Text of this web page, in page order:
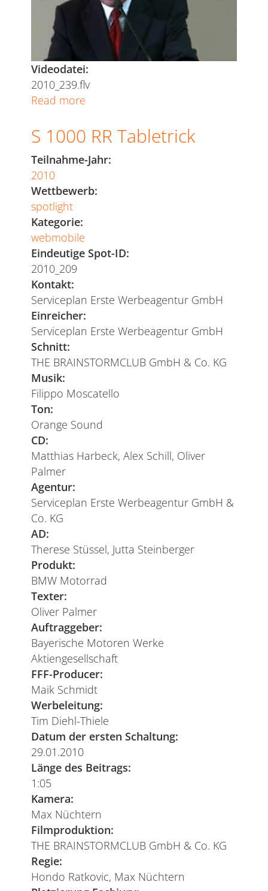
Videodatei:
2010_239.flv
Read more
Viral
S 1000 RR Tabletrick
Teilnahme-Jahr:
2010
Wettbewerb:
spotlight
Kategorie:
webmobile
Eindeutige Spot-ID:
2010_209
Kontakt:
Serviceplan Erste Werbeagentur GmbH
Einreicher:
Serviceplan Erste Werbeagentur GmbH
Schnitt:
THE BRAINSTORMCLUB GmbH & Co. KG
Musik:
Filippo Moscatello
Ton:
Orange Sound
CD:
Matthias Harbeck, Alex Schill, Oliver
Palmer
Agentur:
Serviceplan Erste Werbeagentur GmbH &
Co. KG
AD:
Therese Stüssel, Jutta Steinberger
Produkt:
BMW Motorrad
Texter:
Oliver Palmer
Auftraggeber:
Bayerische Motoren Werke
Aktiengesellschaft
FFF-Producer:
Maik Schmidt
Werbeleitung:
Tim Diehl-Thiele
Datum der ersten Schaltung:
29.01.2010
Länge des Beitrags:
1:05
Kamera:
Max Nüchtern
Filmproduktion:
THE BRAINSTORMCLUB GmbH & Co. KG
Regie:
Hondo Ratkovic, Max Nüchtern